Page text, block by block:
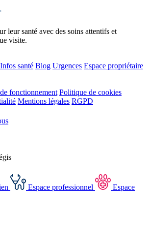
leur santé avec des soins attentifs et
visite.
Infos santé Blog Urgences Espace propriétaire
fonctionnement Politique de cookies
Mentions légales RGPD
Espace professionnel
Espace